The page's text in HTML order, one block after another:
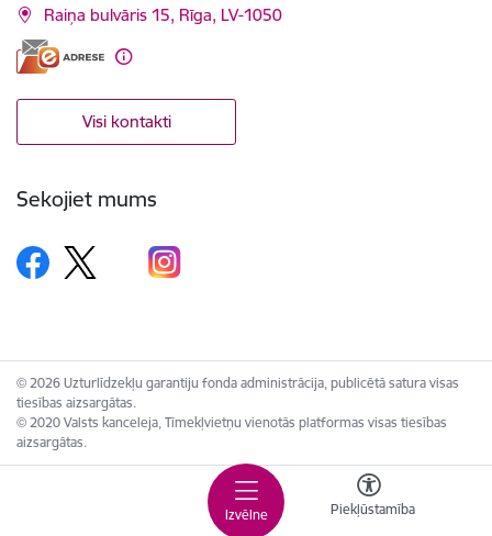
Izvēlne Piekļūstamība
Raiņa bulvāris 15, Rīga, LV-1050
Visi kontakti
Sekojiet mums
© 2026 Uzturlīdzekļu garantiju fonda administrācija, publicētā satura visas
tiesības aizsargātas.
© 2020 Valsts kanceleja, Tīmekļvietņu vienotās platformas visas tiesības
aizsargātas.